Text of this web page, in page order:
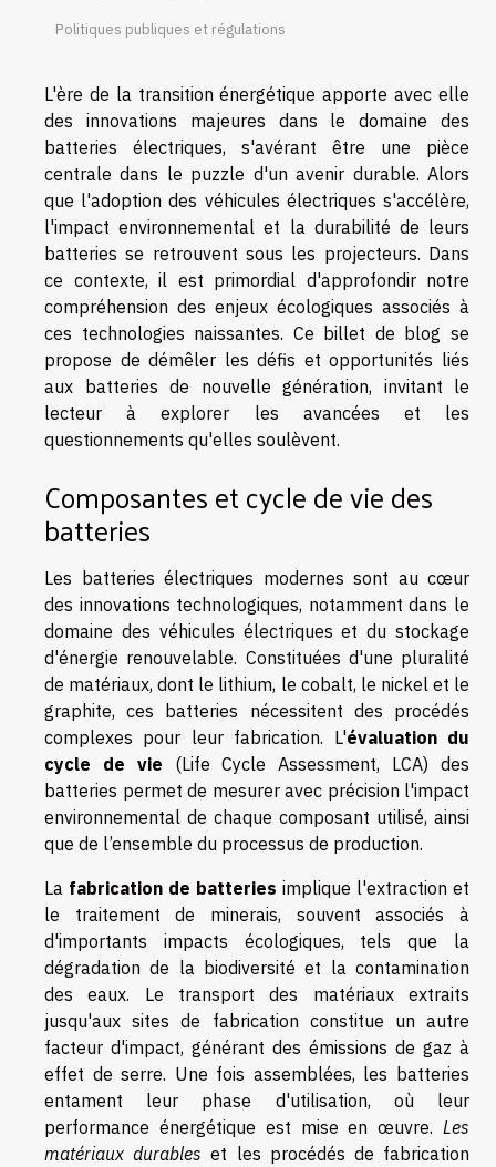
Politiques publiques et régulations
L'ère de la transition énergétique apporte avec elle
des innovations majeures dans le domaine des
batteries électriques, s'avérant être une pièce
centrale dans le puzzle d'un avenir durable. Alors
que l'adoption des véhicules électriques s'accélère,
l'impact environnemental et la durabilité de leurs
batteries se retrouvent sous les projecteurs. Dans
ce contexte, il est primordial d'approfondir notre
compréhension des enjeux écologiques associés à
ces technologies naissantes. Ce billet de blog se
propose de démêler les défis et opportunités liés
aux batteries de nouvelle génération, invitant le
lecteur à explorer les avancées et les
questionnements qu'elles soulèvent.
Composantes et cycle de vie des
batteries
Les batteries électriques modernes sont au cœur
des innovations technologiques, notamment dans le
domaine des véhicules électriques et du stockage
d'énergie renouvelable. Constituées d'une pluralité
de matériaux, dont le lithium, le cobalt, le nickel et le
graphite, ces batteries nécessitent des procédés
complexes pour leur fabrication. L'évaluation du
cycle de vie (Life Cycle Assessment, LCA) des
batteries permet de mesurer avec précision l'impact
environnemental de chaque composant utilisé, ainsi
que de l’ensemble du processus de production.
La fabrication de batteries implique l'extraction et
le traitement de minerais, souvent associés à
d'importants impacts écologiques, tels que la
dégradation de la biodiversité et la contamination
des eaux. Le transport des matériaux extraits
jusqu'aux sites de fabrication constitue un autre
facteur d'impact, générant des émissions de gaz à
effet de serre. Une fois assemblées, les batteries
entament leur phase d'utilisation, où leur
performance énergétique est mise en œuvre. Les
matériaux durables et les procédés de fabrication